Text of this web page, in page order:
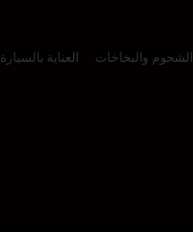
العناية بالسيارة الشحوم والبخاخات